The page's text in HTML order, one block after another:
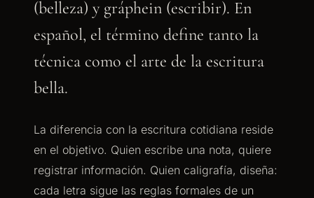
(belleza) y gráphein (escribir). En
español, el término define tanto la
técnica como el arte de la escritura
bella.
La diferencia con la escritura cotidiana reside
en el objetivo. Quien escribe una nota, quiere
registrar información. Quien caligrafía, diseña:
cada letra sigue las reglas formales de un